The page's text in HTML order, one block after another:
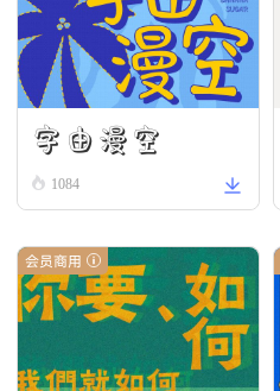
字由漫空
1084
会员商用